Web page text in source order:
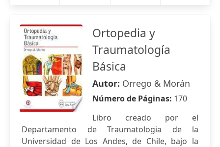
Ortopedia y
Traumatología
Básica
Autor: Orrego & Morán
Número de Páginas: 170
Libro creado por el
Departamento de Traumatologia de la
Universidad de Los Andes, de Chile, bajo la